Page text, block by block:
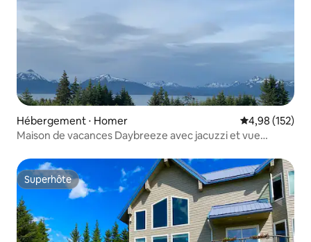
Hébergement ⋅ Homer Évaluation
4,98 (152)
Maison de vacances Daybreeze avec jacuzzi et vue
Superhôte
Superhôte